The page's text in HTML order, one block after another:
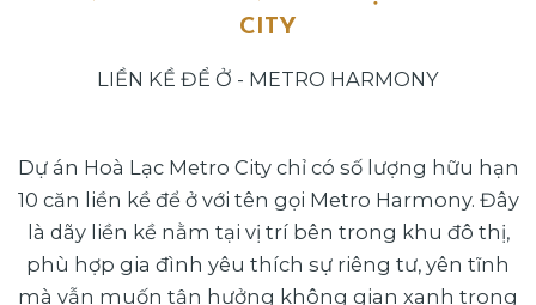
CITY
LIỀN KỀ ĐỂ Ở - METRO HARMONY
Dự án Hoà Lạc Metro City chỉ có số lượng hữu hạn
10 căn liền kề để ở với tên gọi Metro Harmony. Đây
là dãy liền kề nằm tại vị trí bên trong khu đô thị,
phù hợp gia đình yêu thích sự riêng tư, yên tĩnh
mà vẫn muốn tận hưởng không gian xanh trong